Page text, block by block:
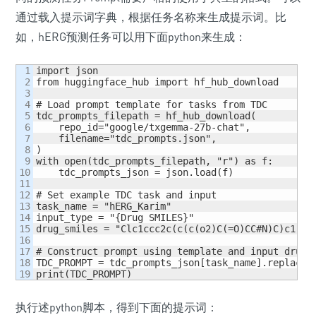
通过载入提示词字典，根据任务名称来生成提示词。比
如，hERG预测任务可以用下面python来生成：
1
2
3
4
5
6
7
8
9
10
11
12
13
14
15
16
17
18
import json
from huggingface_hub import hf_hub_download
# Load prompt template for tasks from TDC
tdc_prompts_filepath = hf_hub_download(
    repo_id="google/txgemma-27b-chat",
    filename="tdc_prompts.json",
)
with open(tdc_prompts_filepath, "r") as f:
    tdc_prompts_json = json.load(f)
# Set example TDC task and input
task_name = "hERG_Karim"
input_type = "{Drug SMILES}"
drug_smiles = "Clc1ccc2c(c(c(o2)C(=O)CC#N)C)c1"
# Construct prompt using template and input drug
TDC_PROMPT =
print(TDC_PROMPT)
执行述python脚本，得到下面的提示词：